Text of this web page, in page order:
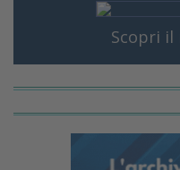
Scopri il